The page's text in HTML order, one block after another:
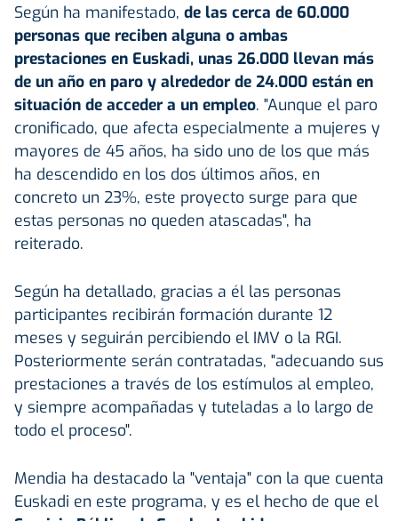
Según ha manifestado, de las cerca de 60.000
personas que reciben alguna o ambas
prestaciones en Euskadi, unas 26.000 llevan más
de un año en paro y alrededor de 24.000 están en
situación de acceder a un empleo. "Aunque el paro
cronificado, que afecta especialmente a mujeres y
mayores de 45 años, ha sido uno de los que más
ha descendido en los dos últimos años, en
concreto un 23%, este proyecto surge para que
estas personas no queden atascadas", ha
reiterado.
Según ha detallado, gracias a él las personas
participantes recibirán formación durante 12
meses y seguirán percibiendo el IMV o la RGI.
Posteriormente serán contratadas, "adecuando sus
prestaciones a través de los estímulos al empleo,
y siempre acompañadas y tuteladas a lo largo de
todo el proceso".
Mendia ha destacado la "ventaja" con la que cuenta
Euskadi en este programa, y es el hecho de que el